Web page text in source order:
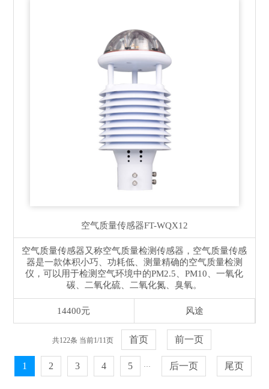
空气质量传感器FT-WQX12
空气质量传感器又称空气质量检测传感器，空气质量传感
器是一款体积小巧、功耗低、测量精确的空气质量检测
仪，可以用于检测空气环境中的PM2.5、PM10、一氧化
碳、二氧化硫、二氧化氮、臭氧。
14400元 风途
共122条当前1/11页 首页 前一页
1 2 3 4 5 ··· 后一页 尾页